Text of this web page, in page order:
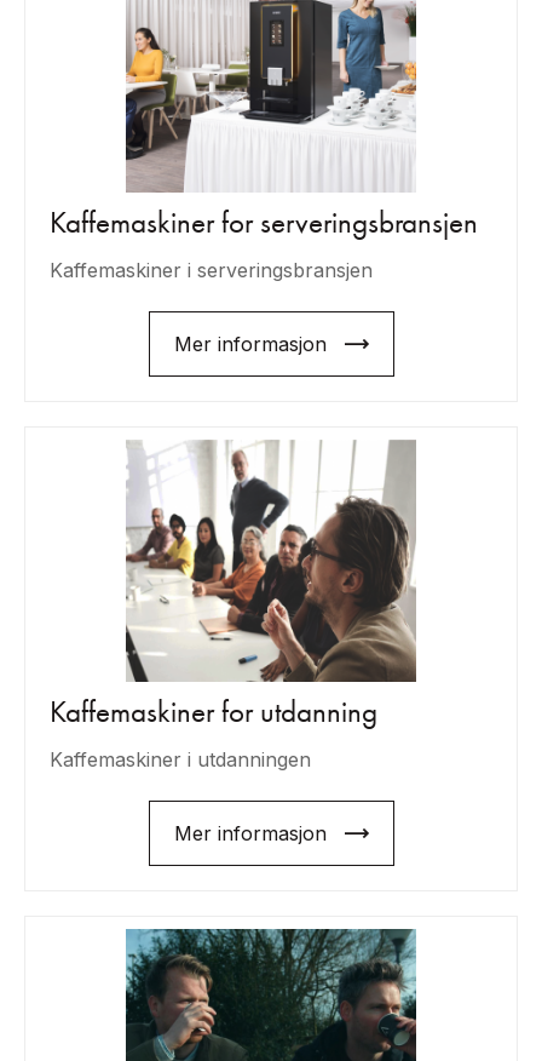
Kaffemaskiner for serveringsbransjen
Kaffemaskiner i serveringsbransjen
Mer informasjon
Kaffemaskiner for utdanning
Kaffemaskiner i utdanningen
Mer informasjon